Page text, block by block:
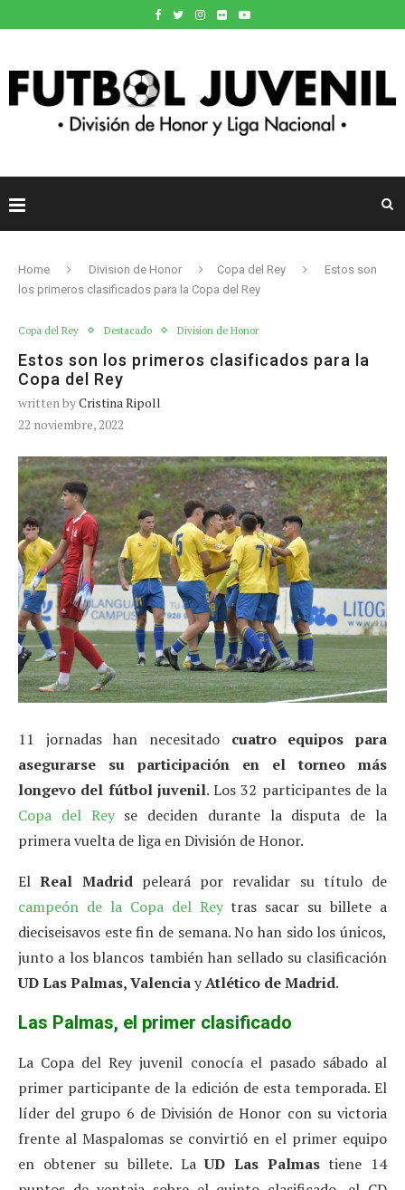
Home Division de Honor Copa del Rey
Estos son
los primeros clasificados para la Copa del Rey
Copa del Rey Destacado Division de Honor
Estos son los primeros clasificados para la
Copa del Rey
written byCristina Ripoll
22 noviembre, 2022
11 jornadas han necesitado cuatro equipos para
asegurarse su participación en el torneo más
longevo del fútbol juvenil. Los 32 participantes de la
Copa del Reyse deciden durante la disputa de la
primera vuelta de liga en División de Honor.
ElReal Madridpeleará por revalidar su título de
campeón de la Copa del Reytras sacar su billete a
dieciseisavos este fin de semana. No han sido los únicos,
junto a los blancos también han sellado su clasificación
UD Las Palmas, ValenciayAtlético de Madrid.
Las Palmas, el primer clasificado
La Copa del Rey juvenil conocía el pasado sábado al
primer participante de la edición de esta temporada. El
líder del grupo 6 de División de Honor con su victoria
frente al Maspalomas se convirtió en el primer equipo
en obtener su billete. LaUD Las Palmastiene 14